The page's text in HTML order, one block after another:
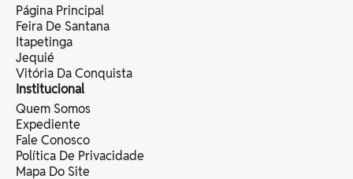
Página Principal
Feira De Santana
Itapetinga
Jequié
Vitória Da Conquista
Institucional
Quem Somos
Expediente
Fale Conosco
Política De Privacidade
Mapa Do Site